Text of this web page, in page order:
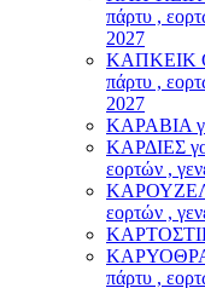
πάρτυ ,
2027
ΚΑΠΚΕΙΚ
πάρτυ ,
2027
ΚΑΡΑΒΙΑ
ΚΑΡΔΙΕΣ
εορτών ,
ΚΑΡΟΥΖΕΛ
εορτών ,
πάρτυ ,